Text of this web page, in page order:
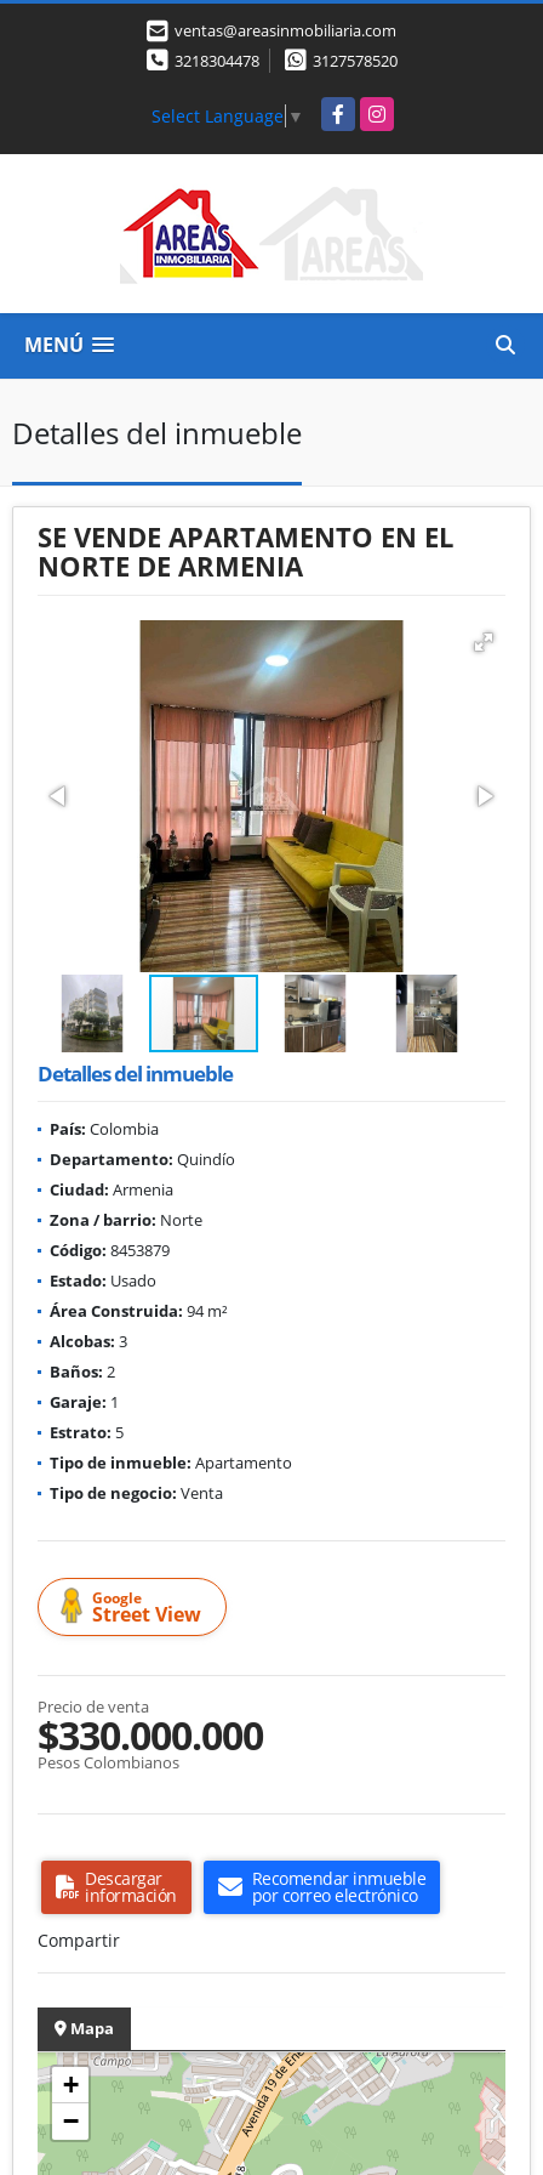
ventas@areasinmobiliaria.com
3218304478
3127578520
Select Language ▼ FacebookInstagram
MENÚ
Detalles del inmueble
SE VENDE APARTAMENTO EN EL
NORTE DE ARMENIA
Detalles del inmueble
País: Colombia
Departamento: Quindío
Ciudad: Armenia
Zona / barrio: Norte
Código: 8453879
Estado: Usado
Área Construida: 94 m²
Alcobas: 3
Baños: 2
Garaje: 1
Estrato: 5
Tipo de inmueble: Apartamento
Tipo de negocio: Venta
Google
Street View
Precio de venta
$330.000.000
Pesos Colombianos
Descargar
información
Recomendar inmueble
por correo electrónico
Compartir
Mapa
+
−